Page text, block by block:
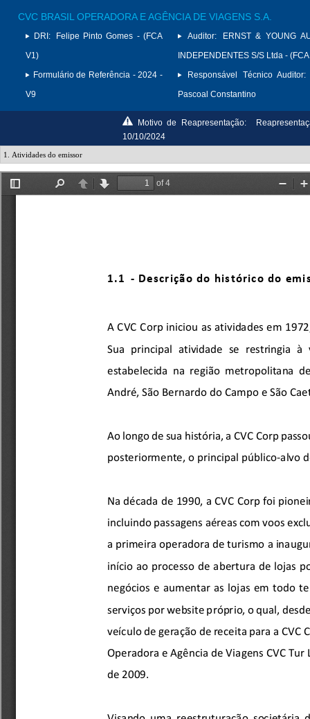
CVC BRASIL OPERADORA E AGÊNCIA DE VIAGENS S.A.
DRI:
Felipe Pinto Gomes - (FCA
V1)
Formulário de Referência - 2024 -
V9
Auditor:
ERNST & YOUNG
INDEPENDENTES S/S Ltda -
Responsável Técnico Auditor:
Pascoal Constantino
Motivo de Reapresentação:
10/10/2024